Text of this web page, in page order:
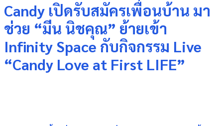
Candy เปิดรับสมัครเพื่อนบ้าน มา
ช่วย “มีน นิชคุณ” ย้ายเข้า
Infinity Space กับกิจกรรม Live
“Candy Love at First LIFE”